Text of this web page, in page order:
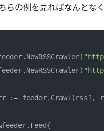
らの例を見ればなんとな